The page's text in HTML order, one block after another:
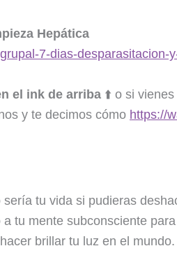
Hepática
7-dias-desparasitacion-
el ink de arriba ⬆️ o si
y te decimos cómo https://
sería tu vida si pudieras
tu mente subconsciente
brillar tu luz en el